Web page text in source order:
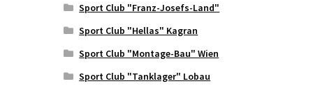
Sport Club "Franz-Josefs-Land"
Sport Club "Hellas" Kagran
Sport Club "Montage-Bau" Wien
Sport Club "Tanklager" Lobau